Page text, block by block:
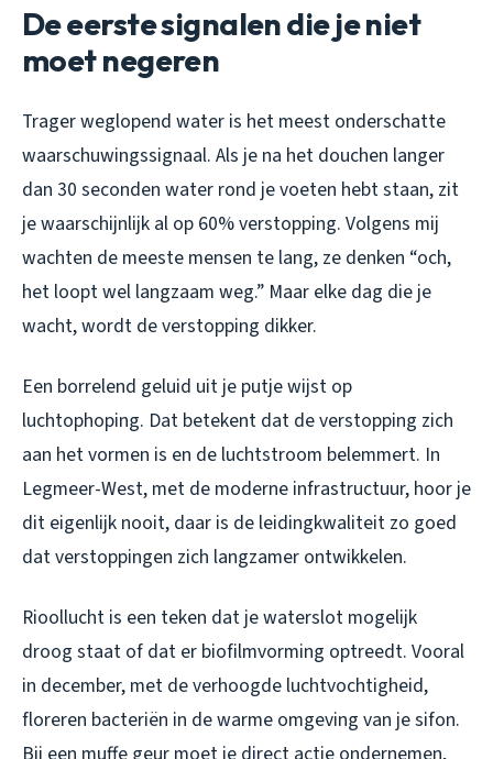
De eerste signalen die je niet
moet negeren
Trager weglopend water is het meest onderschatte
waarschuwingssignaal. Als je na het douchen langer
dan 30 seconden water rond je voeten hebt staan, zit
je waarschijnlijk al op 60% verstopping. Volgens mij
wachten de meeste mensen te lang, ze denken “och,
het loopt wel langzaam weg.” Maar elke dag die je
wacht, wordt de verstopping dikker.
Een borrelend geluid uit je putje wijst op
luchtophoping. Dat betekent dat de verstopping zich
aan het vormen is en de luchtstroom belemmert. In
Legmeer-West, met de moderne infrastructuur, hoor je
dit eigenlijk nooit, daar is de leidingkwaliteit zo goed
dat verstoppingen zich langzamer ontwikkelen.
Rioollucht is een teken dat je waterslot mogelijk
droog staat of dat er biofilmvorming optreedt. Vooral
in december, met de verhoogde luchtvochtigheid,
floreren bacteriën in de warme omgeving van je sifon.